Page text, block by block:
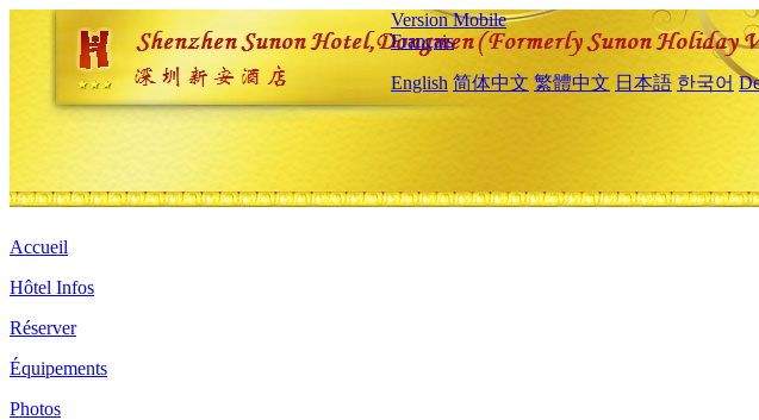
Version Mobile
Français
English 简体中文 繁體中文 日本語 한국어
Accueil
Hôtel Infos
Réserver
Équipements
Photos